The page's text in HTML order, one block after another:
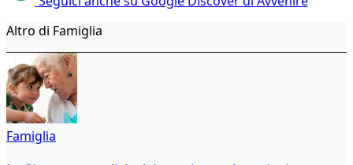
Altro di Famiglia
Famiglia